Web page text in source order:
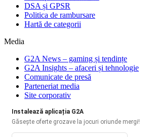
DSA și GPSR
Politica de rambursare
Hartă de categorii
Media
G2A News – gaming și tendințe
G2A Insights – afaceri și tehnologie
Comunicate de presă
Parteneriat media
Site corporativ
Instalează aplicația G2A
Găsește oferte grozave la jocuri oriunde mergi!